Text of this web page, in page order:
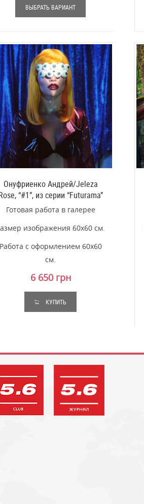
ВЫБРАТЬ ВАРИАНТ
Онуфриенко Андрей/Jeleza
“#1”, из серии “Futurama”
Готовая работа в галерее
изображения 60х60 см.
Работа с оформлением 60х60
см.
6 650 грн
КУПИТЬ